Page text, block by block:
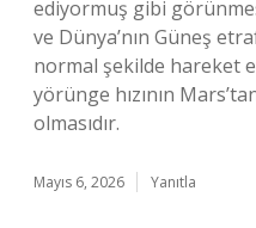
ediyormuş gibi
ve Dünya’nın Güneş
normal şekilde hareket
yörünge hızının
olmasıdır.
Mayıs 6, 2026 Yanıtla